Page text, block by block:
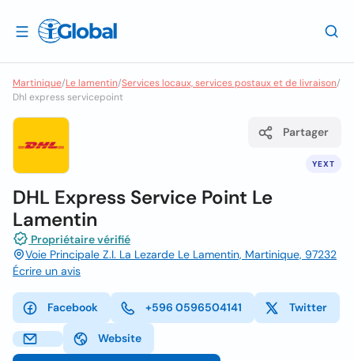
Martinique/Le lamentin/Services locaux, services postaux et de livraison/
Dhl express servicepoint
YEXT
Partager
DHL Express Service Point Le
Lamentin
Propriétaire vérifié
Voie Principale Z.I. La Lezarde Le Lamentin, Martinique, 97232
Écrire un avis
Facebook +596 0596504141 Twitter
Website